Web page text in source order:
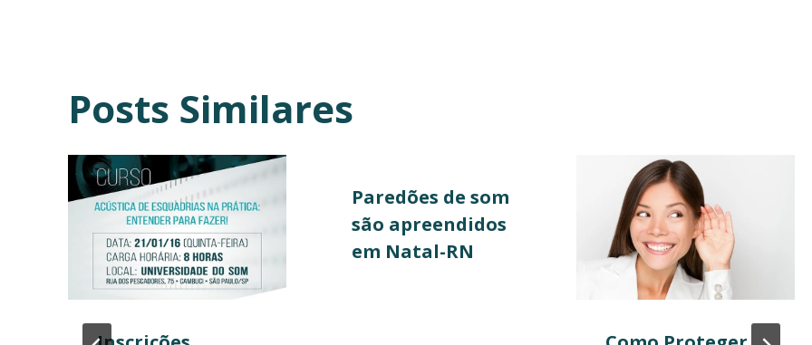
Posts Similares
Paredões de som
são apreendidos
em Natal-RN